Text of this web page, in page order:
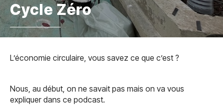
Cycle Zéro
L’économie circulaire, vous savez ce que c’est ?
Nous, au début, on ne savait pas mais on va vous
expliquer dans ce podcast.